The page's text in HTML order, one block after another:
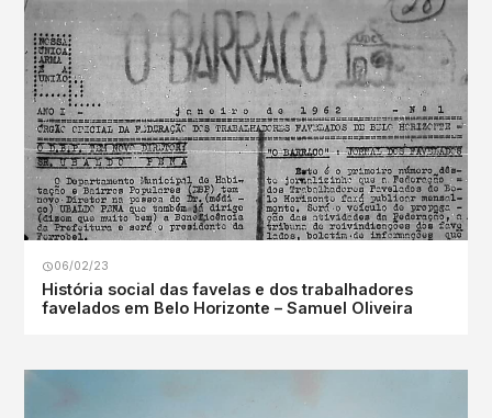
06/02/23
História social das favelas e dos trabalhadores
favelados em Belo Horizonte – Samuel Oliveira